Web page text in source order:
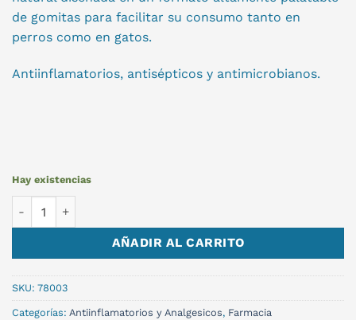
de gomitas para facilitar su consumo tanto en
perros como en gatos.
Antiinflamatorios, antisépticos y antimicrobianos.
Hay existencias
AÑADIR AL CARRITO
SKU: 78003
Categorías: Antiinflamatorios y Analgesicos, Farmacia